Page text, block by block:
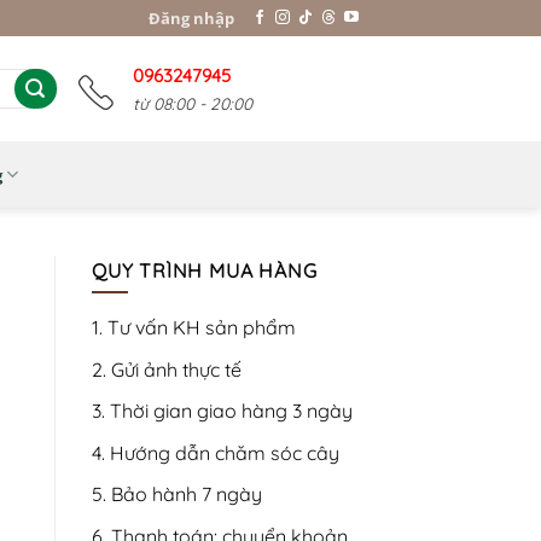
Đăng nhập
0963247945
từ 08:00 - 20:00
QUY TRÌNH MUA HÀNG
1. Tư vấn KH sản phẩm
2. Gửi ảnh thực tế
3. Thời gian giao hàng 3 ngày
4. Hướng dẫn chăm sóc cây
5. Bảo hành 7 ngày
6. Thanh toán: chuyển khoản,